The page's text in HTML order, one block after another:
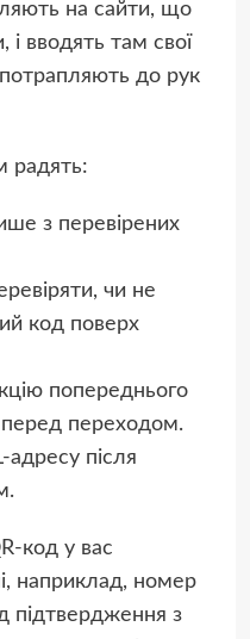
на сайти, що
і вводять там свої
потрапляють до рук
радять:
з перевірених
чи не
код поверх
попереднього
переходом.
адресу після
код у вас
наприклад, номер
підтвердження з